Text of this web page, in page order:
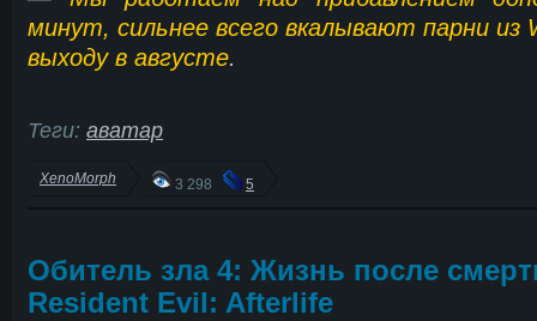
минут, сильнее всего вкалывают парни из
выходу в августе.
Теги: аватар
XenoMorph 3 298 5
Обитель зла 4: Жизнь после
Resident Evil: Afterlife